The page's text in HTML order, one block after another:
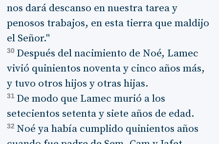
nos dará descanso en nuestra tarea y
penosos trabajos, en esta tierra que maldijo
el Señor."
30 Después del nacimiento de Noé, Lamec
vivió quinientos noventa y cinco años más,
y tuvo otros hijos y otras hijas.
31 De modo que Lamec murió a los
setecientos setenta y siete años de edad.
32 Noé ya había cumplido quinientos años